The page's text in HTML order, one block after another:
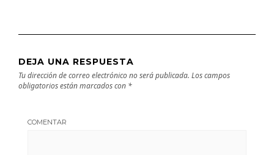
DEJA UNA RESPUESTA
Tu dirección de correo electrónico no será publicada. Los campos
obligatorios están marcados con *
COMENTAR